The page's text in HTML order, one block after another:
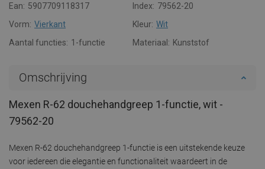
Ean: 5907709118317 Index: 79562-20
Vorm: Vierkant Kleur: Wit
Aantal functies: 1-functie Materiaal: Kunststof
Omschrijving
Mexen R-62 douchehandgreep 1-functie, wit -
79562-20
Mexen R-62 douchehandgreep 1-functie is een uitstekende keuze
voor iedereen die elegantie en functionaliteit waardeert in de